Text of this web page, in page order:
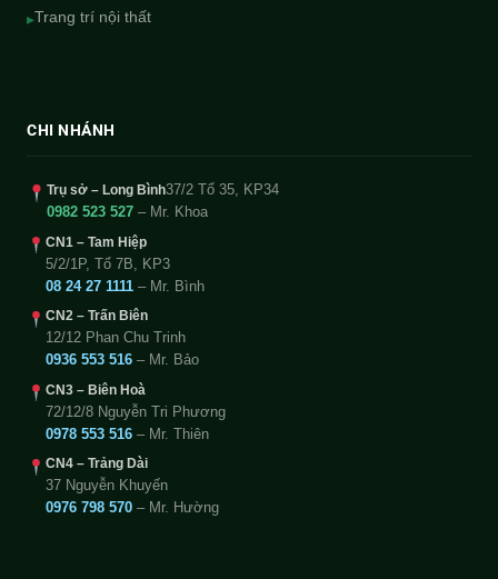
▸Trang trí nội thất
CHI NHÁNH
Trụ sở – Long Bình37/2 Tổ 35, KP34
0982 523 527 – Mr. Khoa
CN1 – Tam Hiệp
5/2/1P, Tổ 7B, KP3
08 24 27 1111 – Mr. Bình
CN2 – Trấn Biên
12/12 Phan Chu Trinh
0936 553 516 – Mr. Bảo
CN3 – Biên Hoà
72/12/8 Nguyễn Tri Phương
0978 553 516 – Mr. Thiên
CN4 – Trảng Dài
37 Nguyễn Khuyến
0976 798 570 – Mr. Hường